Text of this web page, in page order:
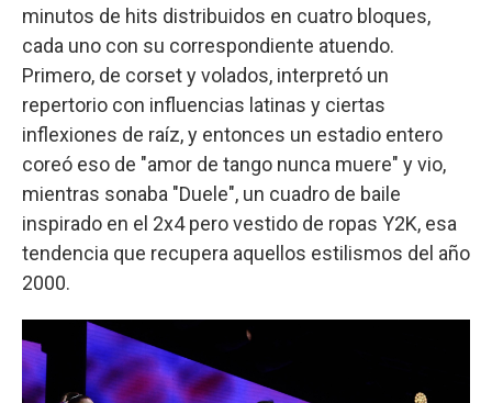
minutos de hits distribuidos en cuatro bloques,
cada uno con su correspondiente atuendo.
Primero, de corset y volados, interpretó un
repertorio con influencias latinas y ciertas
inflexiones de raíz, y entonces un estadio entero
coreó eso de "amor de tango nunca muere" y vio,
mientras sonaba "Duele", un cuadro de baile
inspirado en el 2x4 pero vestido de ropas Y2K, esa
tendencia que recupera aquellos estilismos del año
2000.